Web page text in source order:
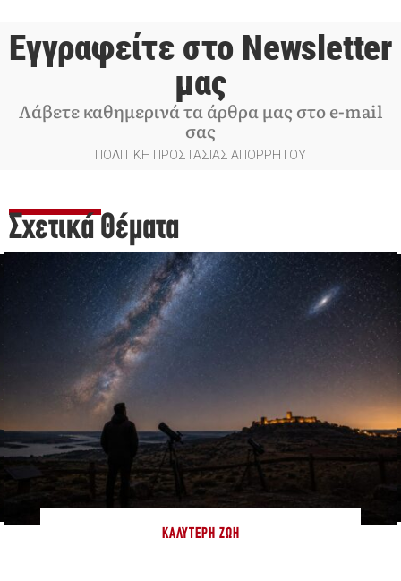
Εγγραφείτε στο Newsletter
μας
Λάβετε καθημερινά τα άρθρα μας στο e-mail
σας
ΠΟΛΙΤΙΚΗ ΠΡΟΣΤΑΣΙΑΣ ΑΠΟΡΡΗΤΟΥ
Σχετικά Θέματα
ΚΑΛΎΤΕΡΗ ΖΩΉ